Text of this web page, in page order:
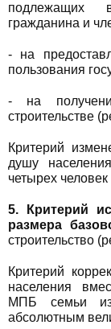
подлежащих
гражданина и
- на
пользования
- на
строительстве
Критерий
душу
четырех человек
5. Критерий
размера
строительство
Критерий
населения
МПБ семьи из
абсолютным